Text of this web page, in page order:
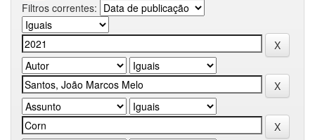
Filtros correntes: